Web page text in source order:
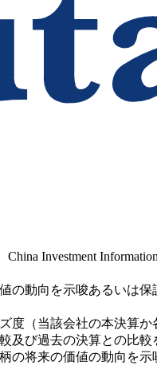
Investment
の動向を示唆あるいは
度（当該会社の本決算
及び過去の決算との比
の将来の価値の動向を